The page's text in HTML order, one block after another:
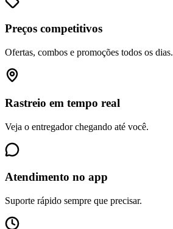
Preços competitivos
Ofertas, combos e promoções todos os dias.
Rastreio em tempo real
Veja o entregador chegando até você.
Atendimento no app
Suporte rápido sempre que precisar.